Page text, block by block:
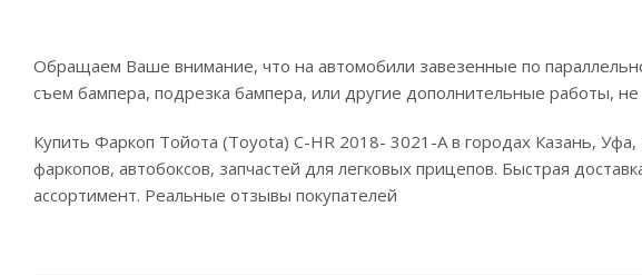
Обращаем Ваше внимание, что на автомобили завезенные по
съем бампера, подрезка бампера, или другие дополнительные работы,
Купить Фаркоп Тойота (Toyota) C-HR 2018- 3021-A в городах Казань,
фаркопов, автобоксов, запчастей для легковых прицепов. Быстрая
ассортимент. Реальные отзывы покупателей